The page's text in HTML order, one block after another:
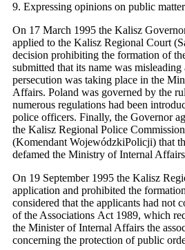
9. Expressing opinions on public
On 17 March 1995 the Kalisz
applied to the Kalisz Regional Court
decision prohibiting the formation of
submitted that its name was misleading
persecution was taking place in the
Affairs. Poland was governed by the
numerous regulations had been
police officers. Finally, the Governor
the Kalisz Regional Police
(Komendant WojewódzkiPolicji) that
defamed the Ministry of Internal
On 19 September 1995 the Kalisz
application and prohibited the
considered that the applicants had not
of the Associations Act 1989, which
the Minister of Internal Affairs the
concerning the protection of public